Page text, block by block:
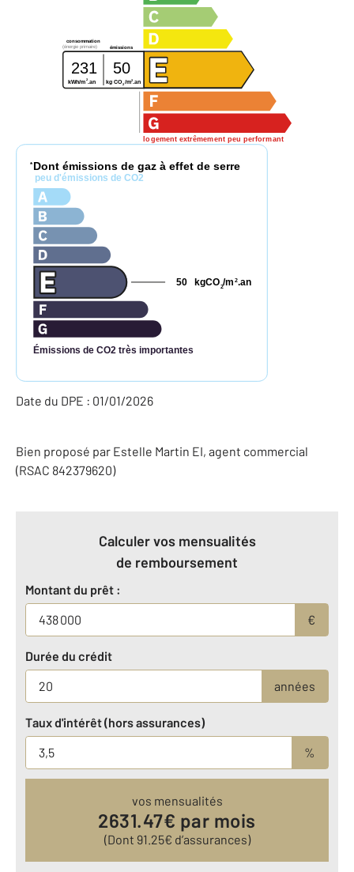
logement extrêmement peu performant
consommation
émissions
(énergie primaire)
231 50
kWh/m2.an kg CO2/m2 .an
* Dont émissions de gaz à effet de serre
peu d'émissions de CO2
Émissions de CO2 très importantes
kgCO2/m 2.an
50
Date du DPE : 01/01/2026
Bien proposé par Estelle Martin EI, agent commercial
(RSAC 842379620)
Calculer vos mensualités
de remboursement
Montant du prêt :
€
Durée du crédit
années
Taux d'intérêt (hors assurances)
%
vos mensualités
2631.47€ par mois
(Dont 91.25€ d’assurances)